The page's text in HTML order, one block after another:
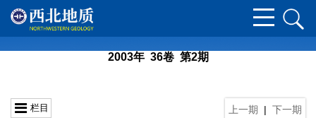
2003年 36卷 第2期
栏目 上一期 | 下一期